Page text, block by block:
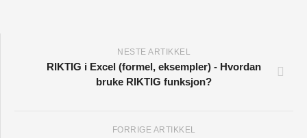
NESTE ARTIKKEL
RIKTIG i Excel (formel, eksempler) - Hvordan
bruke RIKTIG funksjon?
FORRIGE ARTIKKEL